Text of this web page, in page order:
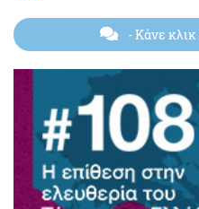
- Κάνε κλικ